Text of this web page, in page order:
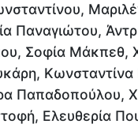
Παναγιώτου,
Σοφία Μάκπεθ,
Κωνσταντίνα
Παπαδοπούλου,
Ελευθερία